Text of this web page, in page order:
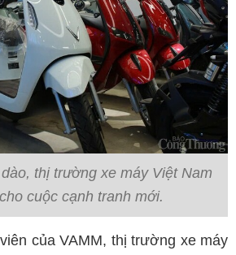
thị trường xe máy Việt Nam
cuộc cạnh tranh mới.
của VAMM, thị trường xe máy